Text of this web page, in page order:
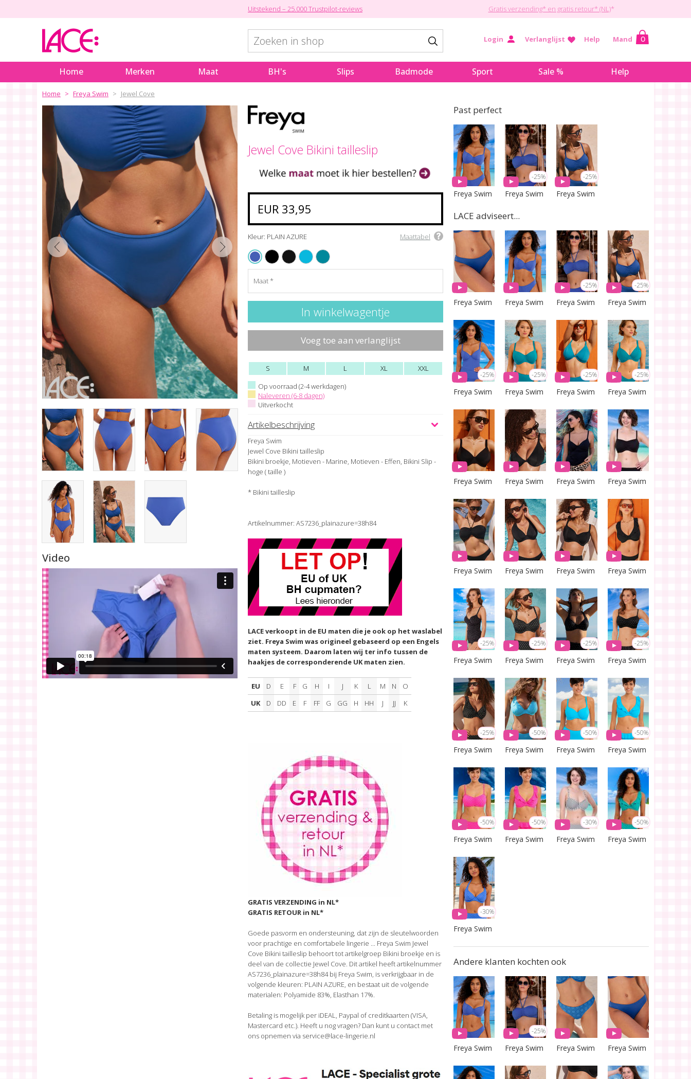
Uitstekend – 25.000 Trustpilot-reviews Gratis verzending* en gratis retour* (NL)*
Mand 0
Help
Verlanglijst
Login
Home Merken Maat BH's Slips Badmode Sport Sale % Help
Home Freya Swim Jewel Cove
Video
Jewel Cove Bikini tailleslip
EUR 33,95
Kleur: PLAIN AZURE Maattabel
Maat
Voeg toe aan verlanglijst
S M L XL
XXL
Op voorraad (2-4 werkdagen)
Naleveren (6-8 dagen)
Uitverkocht
Artikelbeschrijving
Freya Swim
Jewel Cove Bikini tailleslip
Bikini broekje, Motieven - Marine, Motieven - Effen, Bikini Slip -
hoge ( taille )
* Bikini tailleslip
Artikelnummer: AS7236_plainazure=38h84
LACE verkoopt in de EU maten die je ook op het waslabel
ziet. Freya Swim was origineel gebaseerd op een Engels
maten systeem. Daarom laten wij ter info tussen de
haakjes de corresponderende UK maten zien.
EU D E F G H I J K L M N
O
UK
D DD E F FF G GG H HH J JJ K
GRATIS VERZENDING in NL*
GRATIS RETOUR in NL*
Goede pasvorm en ondersteuning, dat zijn de sleutelwoorden
voor prachtige en comfortabele lingerie ... Freya Swim Jewel
Cove Bikini tailleslip behoort tot artikelgroep Bikini broekje en is
deel van de collectie Jewel Cove. Dit artikel heeft artikelnummer
AS7236_plainazure=38h84 bij Freya Swim, is verkrijgbaar in de
volgende kleuren: PLAIN AZURE, en bestaat uit de volgende
materialen: Polyamide 83%, Elasthan 17%.
Betaling is mogelijk per iDEAL, Paypal of creditkaarten (VISA,
Mastercard etc.). Heeft u nog vragen? Dan kunt u contact met
ons opnemen via service@lace-lingerie.nl
Past perfect
Freya Swim
-25%
Freya Swim
-25%
Freya Swim
LACE adviseert...
Freya Swim Freya Swim
-25%
Freya Swim
-25%
Freya Swim
-25%
Freya Swim
-25%
Freya Swim
-25%
Freya Swim
-25%
Freya Swim
Freya Swim Freya Swim Freya Swim Freya Swim
Freya Swim Freya Swim Freya Swim Freya Swim
-25%
Freya Swim
-25%
Freya Swim
-25%
Freya Swim
-25%
Freya Swim
-25%
Freya Swim
-50%
Freya Swim
-50%
Freya Swim
-50%
Freya Swim
-50%
Freya Swim
-50%
Freya Swim
-30%
Freya Swim
-50%
Freya Swim
-30%
Freya Swim
Andere klanten kochten ook
Freya Swim
-25%
Freya Swim Freya Swim Freya Swim